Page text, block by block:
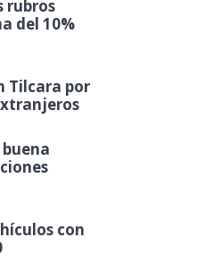
rubros
del 10%
Tilcara por
con